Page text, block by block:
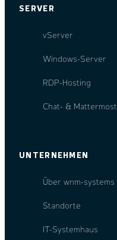
SERVER
vServer
Windows-Server
RDP-Hosting
Chat- & Mattermost
UNTERNEHMEN
Über wnm-systems
Standorte
IT-Systemhaus